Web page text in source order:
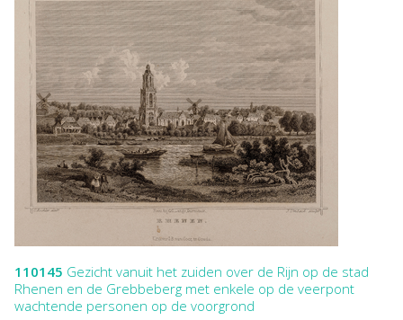
110145 Gezicht vanuit het zuiden over de Rijn op de stad
Rhenen en de Grebbeberg met enkele op de veerpont
wachtende personen op de voorgrond